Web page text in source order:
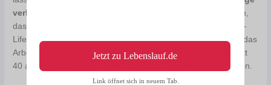
verbessern könnten
. Vielleicht lässt sich Ihr Chef darauf ein,
dass Sie (öfter) im Homeoffice arbeiten? Das kann der Work-
Life-Balance entgegenkommen. Es kann auch sinnvoll sein, das
Arbeitspensum zu reduzieren. Wer nur noch 20 Stunden statt
40 arbeitet, hat deutlich mehr Zeit für private Angelegenheiten.
Link öffnet sich in neuem Tab.
Jetzt zu Lebenslauf.de